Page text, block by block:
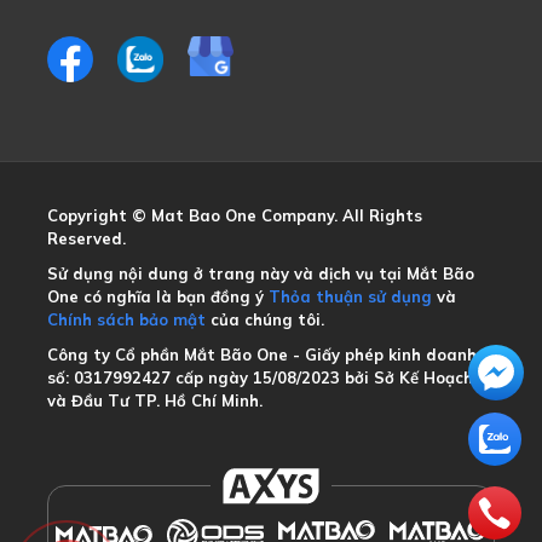
Copyright © Mat Bao One Company. All Rights
Reserved.
Sử dụng nội dung ở trang này và dịch vụ tại Mắt Bão
One có nghĩa là bạn đồng ý Thỏa thuận sử dụng và
Chính sách bảo mật của chúng tôi.
Công ty Cổ phần Mắt Bão One - Giấy phép kinh doanh
số: 0317992427 cấp ngày 15/08/2023 bởi Sở Kế Hoạch
và Đầu Tư TP. Hồ Chí Minh.